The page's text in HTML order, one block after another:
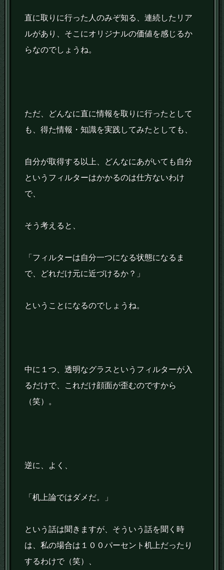
直に取りに行った人のみぞ知る、連続したリア
ルがあり、そこにオリジナルの価値を感じるか
らなのでしょうね。
ただ、どんなに直に情報を取りに行ったとして
も、得た情報・知識を実践してみたとしても、
自分が取得する以上、どんなにあがいても自分
というフィルターはかかるのは仕方ないわけ
で、
そう考えると、
「フィルターは自分一つになる状態になるま
で、どれだけ元に近づけるか？」
ということになるのでしょうね。
中に１つ、透明なグラスというフィルターが入
るだけで、これだけ顔面が歪むのですから
（笑）。
逆に、よく、
「机上論ではダメだ。」
という話は聞きますが、そういう話を聞く時
は、私の場合は１００パーセント机上だったり
するわけで（笑）、